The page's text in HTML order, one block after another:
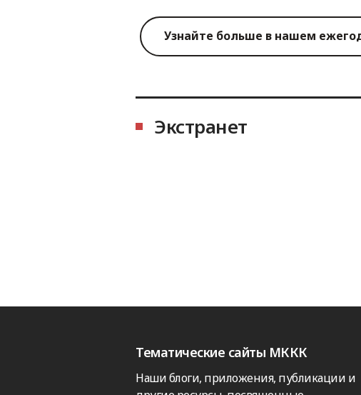
Узнайте больше в нашем
Экстранет
Тематические сайты МККК
Наши блоги, приложения, публикации и